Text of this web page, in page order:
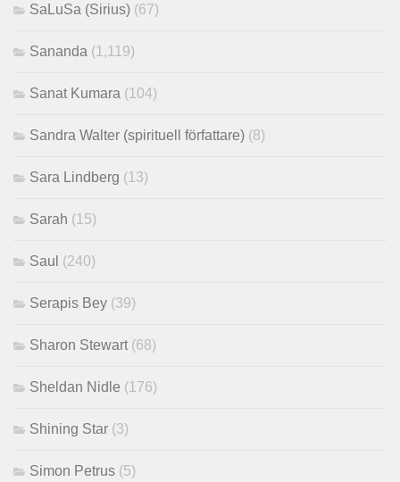
SaLuSa (Sirius) (67)
Sananda (1,119)
Sanat Kumara (104)
Sandra Walter (spirituell författare) (8)
Sara Lindberg (13)
Sarah (15)
Saul (240)
Serapis Bey (39)
Sharon Stewart (68)
Sheldan Nidle (176)
Shining Star (3)
Simon Petrus (5)